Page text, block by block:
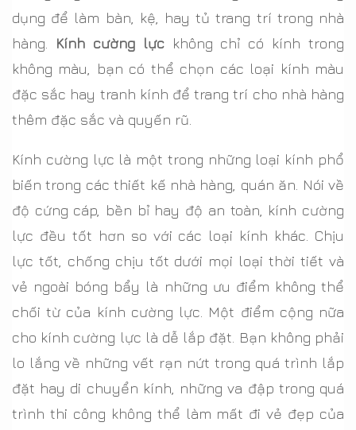
dụng để làm bàn, kệ, hay tủ trang trí trong nhà
hàng.
Kính cường lựckhông chỉ có kính trong
không màu, bạn có thể chọn các loại kính màu
đặc sắc hay tranh kính để trang trí cho nhà hàng
thêm đặc sắc và quyến rũ.
Kính cường lực là một trong những loại kính phổ
biến trong các thiết kế nhà hàng, quán ăn. Nói về
độ cứng cáp, bền bỉ hay độ an toàn, kính cường
lực đều tốt hơn so với các loại kính khác. Chịu
lực tốt, chống chịu tốt dưới mọi loại thời tiết và
vẻ ngoài bóng bẩy là những ưu điểm không thể
chối từ của kính cường lực. Một điểm cộng nữa
cho kính cường lực là dễ lắp đặt. Bạn không phải
lo lắng về những vết rạn nứt trong quá trình lắp
đặt hay di chuyển kính, những va đập trong quá
trình thi công không thể làm mất đi vẻ đẹp của